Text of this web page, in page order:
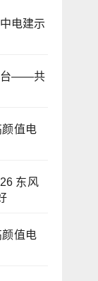
电建示
台——共
值电
东风
值电